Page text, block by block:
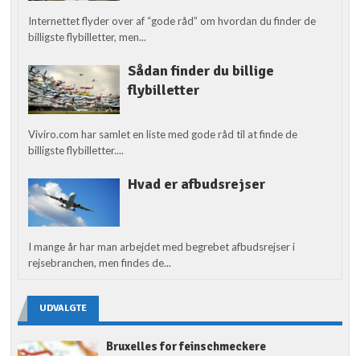
Internettet flyder over af “gode råd” om hvordan du finder de
billigste flybilletter, men...
Sådan finder du billige
flybilletter
Viviro.com har samlet en liste med gode råd til at finde de
billigste flybilletter....
Hvad er afbudsrejser
I mange år har man arbejdet med begrebet afbudsrejser i
rejsebranchen, men findes de...
UDVALGTE
Bruxelles for feinschmeckere